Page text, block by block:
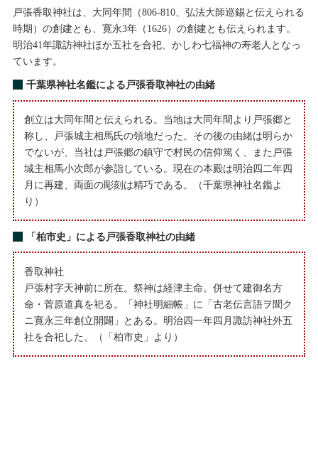
戸張香取神社は、大同年間（806-810、弘法大師巡錫と伝えられる
時期）の創建とも、寛永3年（1626）の創建とも伝えられます。
明治41年諏訪神社ほか五社を合祀、かしわ七福神の寿老人となっ
ています。
千葉県神社名鑑による戸張香取神社の由緒
創立は大同年間と伝えられる。当地は大同年間より戸張郷と
称し、戸張城主相馬氏の領地だった。その後の由緒は明らか
でないが、当社は戸張郷の鎮守で村民の信仰篤く、また戸張
城主相馬小次郎が参詣している。現在の本殿は明治四二年四
月に再建、両面の彫刻は精巧である。（千葉県神社名鑑よ
り）
「柏市史」による戸張香取神社の由緒
香取神社
戸張村字天神前に所在。祭神は経津主命。併せて建御名方
命・菅原道真を祀る。「神社明細帳」に「古老伝言語ヲ聞ク
ニ寛永三年創立開闢」とある。明治四一年四月諏訪神社外五
社を合祀した。（「柏市史」より）